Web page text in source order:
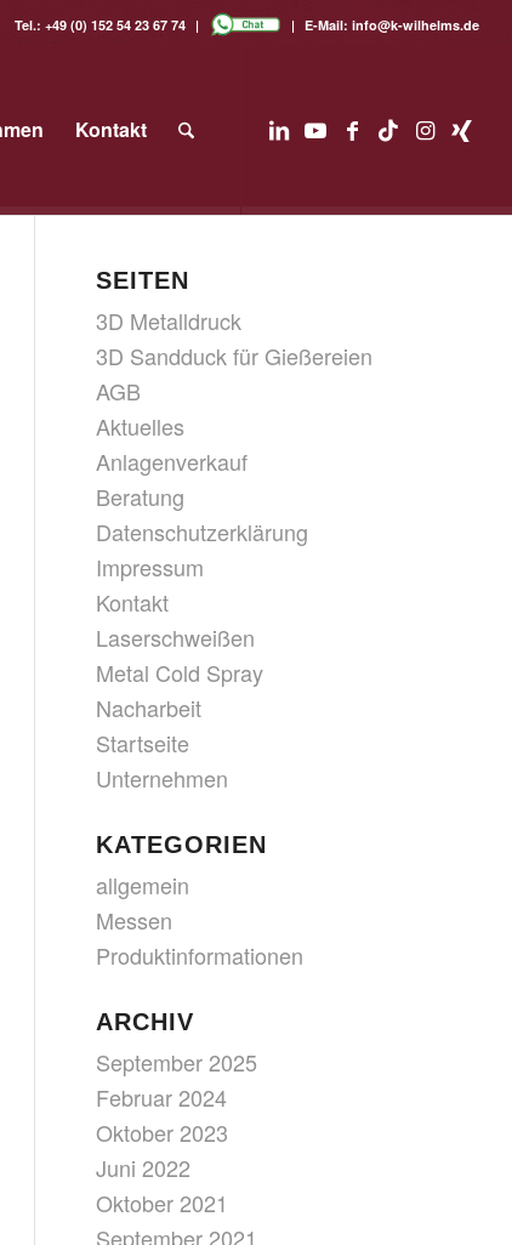
Tel.: +49 (0) 152 54 23 67 74 E-Mail:info@k-wilhelms.de
Kontakt
SEITEN
3D Metalldruck
3D Sandduck für Gießereien
AGB
Aktuelles
Anlagenverkauf
Beratung
Datenschutzerklärung
Impressum
Kontakt
Laserschweißen
Metal Cold Spray
Nacharbeit
Startseite
Unternehmen
KATEGORIEN
allgemein
Messen
Produktinformationen
ARCHIV
September 2025
Februar 2024
Oktober 2023
Juni 2022
Oktober 2021
September 2021